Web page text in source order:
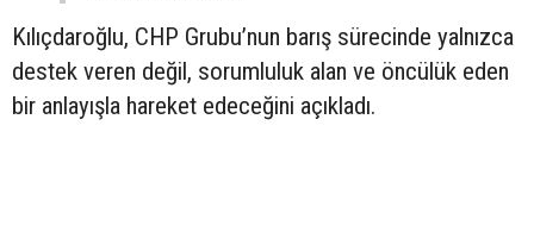
Kılıçdaroğlu, CHP Grubu’nun barış sürecinde yalnızca
destek veren değil, sorumluluk alan ve öncülük eden
bir anlayışla hareket edeceğini açıkladı.